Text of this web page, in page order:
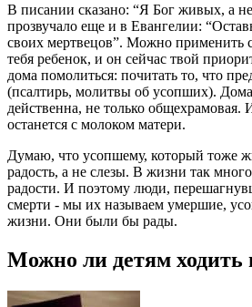
В писании сказано: “Я Бог живых, а
прозвучало еще и в Евангелии:
своих мертвецов”. Можно применить
тебя ребенок, и он сейчас твой
дома помолиться: почитать то, что
(псалтирь, молитвы об усопших).
действенна, не только общехрамовая.
останется с молоком матери.
Думаю, что усопшему, который тоже
радость, а не слезы. В жизни так
радости. И поэтому люди,
смерти - мы их называем умершие,
жизни. Они были бы рады.
Можно ли детям ходить